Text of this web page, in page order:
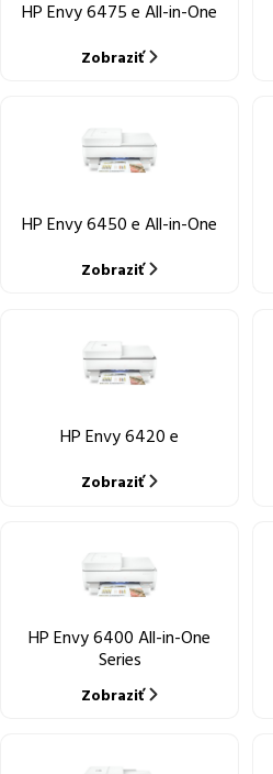
HP Envy 6475 e All-in-One
Zobraziť
HP Envy 6450 e All-in-One
Zobraziť
HP Envy 6420 e
Zobraziť
HP Envy 6400 All-in-One
Series
Zobraziť